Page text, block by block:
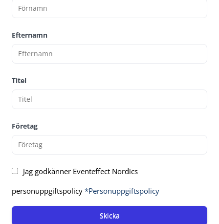
Efternamn
Titel
Företag
Jag godkänner Eventeffect Nordics
personuppgiftspolicy *Personuppgiftspolicy
Skicka